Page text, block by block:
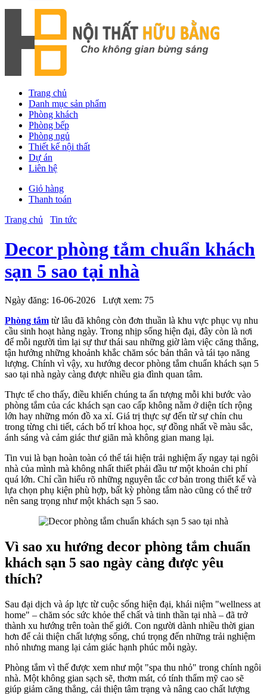
Trang chủ
Danh mục sản phẩm
Phòng khách
Phòng bếp
Phòng ngủ
Thiết kế nội thất
Dự án
Liên hệ
Giỏ hàng
Thanh toán
Trang chủ
Tin tức
Decor phòng tắm chuẩn khách
sạn 5 sao tại nhà
Ngày đăng: 16-06-2026 Lượt xem: 75
Phòng tắm từ lâu đã không còn đơn thuần là khu vực phục vụ nhu
cầu sinh hoạt hàng ngày. Trong nhịp sống hiện đại, đây còn là nơi
để mỗi người tìm lại sự thư thái sau những giờ làm việc căng thẳng,
tận hưởng những khoảnh khắc chăm sóc bản thân và tái tạo năng
lượng. Chính vì vậy, xu hướng decor phòng tắm chuẩn khách sạn 5
sao tại nhà ngày càng được nhiều gia đình quan tâm.
Thực tế cho thấy, điều khiến chúng ta ấn tượng mỗi khi bước vào
phòng tắm của các khách sạn cao cấp không nằm ở diện tích rộng
lớn hay những món đồ xa xỉ. Giá trị thực sự đến từ sự chỉn chu
trong từng chi tiết, cách bố trí khoa học, sự đồng nhất về màu sắc,
ánh sáng và cảm giác thư giãn mà không gian mang lại.
Tin vui là bạn hoàn toàn có thể tái hiện trải nghiệm ấy ngay tại ngôi
nhà của mình mà không nhất thiết phải đầu tư một khoản chi phí
quá lớn. Chỉ cần hiểu rõ những nguyên tắc cơ bản trong thiết kế và
lựa chọn phụ kiện phù hợp, bất kỳ phòng tắm nào cũng có thể trở
nên sang trọng như một khách sạn 5 sao.
Vì sao xu hướng decor phòng tắm chuẩn
khách sạn 5 sao ngày càng được yêu
thích?
Sau đại dịch và áp lực từ cuộc sống hiện đại, khái niệm "wellness at
home" – chăm sóc sức khỏe thể chất và tinh thần tại nhà – đã trở
thành xu hướng trên toàn thế giới. Con người dành nhiều thời gian
hơn để cải thiện chất lượng sống, chú trọng đến những trải nghiệm
nhỏ nhưng mang lại cảm giác hạnh phúc mỗi ngày.
Phòng tắm vì thế được xem như một "spa thu nhỏ" trong chính ngôi
nhà. Một không gian sạch sẽ, thơm mát, có tính thẩm mỹ cao sẽ
giúp giảm căng thẳng, cải thiện tâm trạng và nâng cao chất lượng